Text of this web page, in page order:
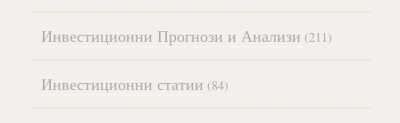
Инвестиционни Прогнози и Анализи (211)
Инвестиционни статии (84)